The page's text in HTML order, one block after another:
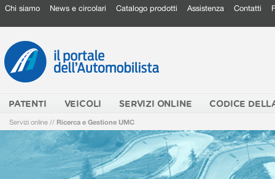
Chi siamo News e circolari Catalogo prodotti Assistenza Contatti
PATENTI VEICOLI SERVIZI ONLINE CODICE
Servizi online // Ricerca e Gestione UMC